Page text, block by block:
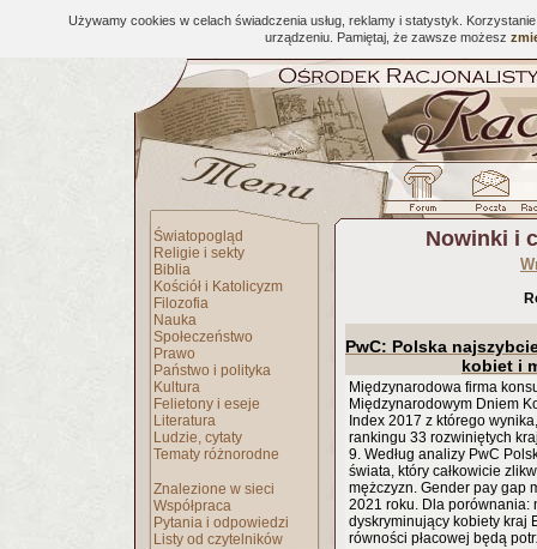
Używamy cookies w celach świadczenia usług, reklamy i statystyk.
urządzeniu. Pamiętaj, że zawsze możesz
Światopogląd
Religie i sekty
Biblia
Kościół i Katolicyzm
Filozofia
Nauka
Społeczeństwo
Prawo
Państwo i polityka
Kultura
Felietony i eseje
Literatura
Ludzie, cytaty
Tematy różnorodne
Znalezione w sieci
Współpraca
Pytania i odpowiedzi
Listy od czytelników
Nowinki i
PwC: Polska
kobiet i
Międzynarodowa firma
Międzynarodowym Dniem
Index 2017 z którego
rankingu 33 rozwiniętych
9. Według analizy PwC
świata, który całkowicie
mężczyzn. Gender pay gap
2021 roku. Dla porównania:
dyskryminujący kobiety kraj
równości płacowej będą